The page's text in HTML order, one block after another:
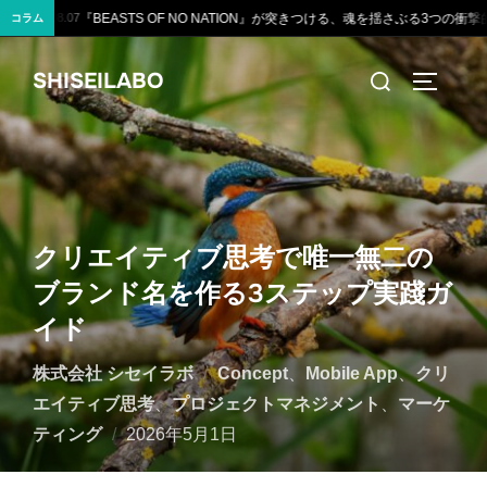
コラム
ける、魂を揺さぶる3つの衝撃的な真実2026.08.01【制作実績】八幡平ライジン
テ
ン
ツ
ス
キ
SHISEILABO
検
索
象:
サイド
クリエイティブ思考で唯一無二の
ブランド名を作る3ステップ実踐ガ
イド
株式会社 シセイラボ Concept Mobile App、クリ
エイティブ思考、プロジェクトマネジメント
マーケ
ティング
投
稿
2026年5月1日